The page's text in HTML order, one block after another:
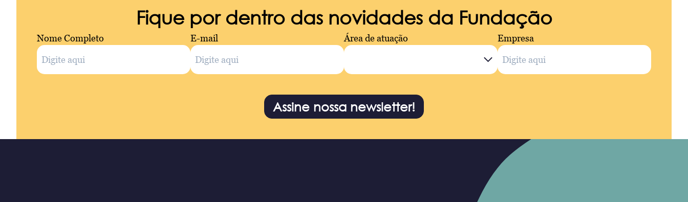
Fique por dentro das novidades da Fundação
Nome Completo E-mail Área de atuação Empresa
Assine nossa newsletter!